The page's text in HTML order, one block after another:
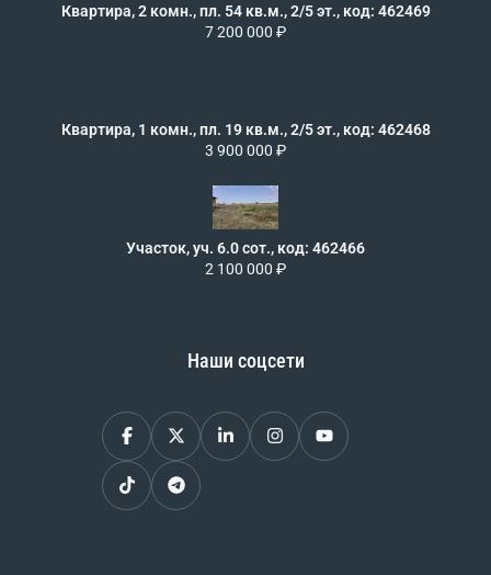
Квартира, 2 комн., пл. 54 кв.м., 2/5 эт., код: 462469
7 200 000 ₽
Квартира, 1 комн., пл. 19 кв.м., 2/5 эт., код: 462468
3 900 000 ₽
Участок, уч. 6.0 сот., код: 462466
2 100 000 ₽
Наши соцсети